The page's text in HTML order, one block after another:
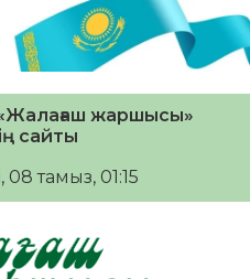
жаршысы»
сайты
08 тамыз, 01:15